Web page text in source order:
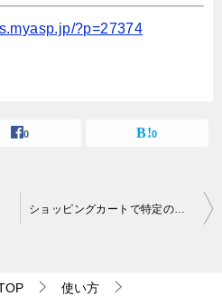
?p=27374
0 0
使い方